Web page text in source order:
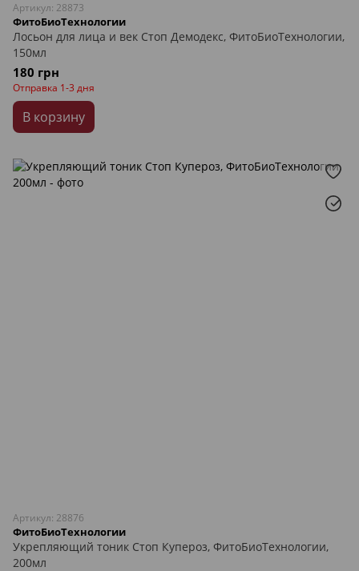
Артикул: 28873
ФитоБиоТехнологии
Лосьон для лица и век Стоп Демодекс, ФитоБиоТехнологии,
150мл
180 грн
Отправка 1-3 дня
В корзину
Артикул: 28876
ФитоБиоТехнологии
Укрепляющий тоник Стоп Купероз, ФитоБиоТехнологии,
200мл